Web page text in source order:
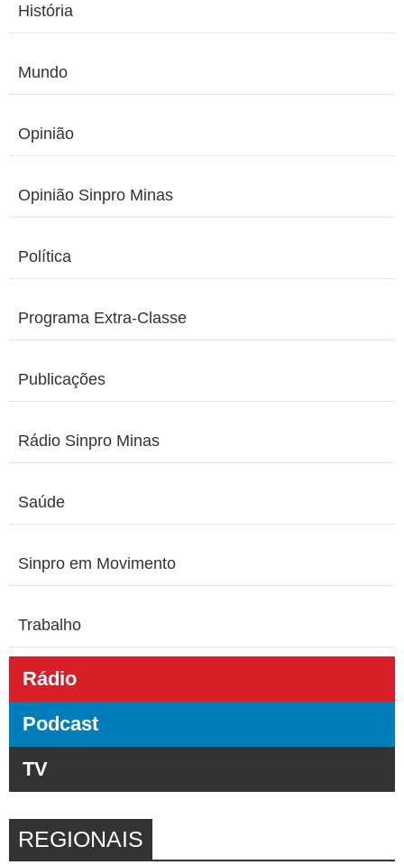
História
Mundo
Opinião
Opinião Sinpro Minas
Política
Programa Extra-Classe
Publicações
Rádio Sinpro Minas
Saúde
Sinpro em Movimento
Trabalho
Rádio
Podcast
TV
REGIONAIS